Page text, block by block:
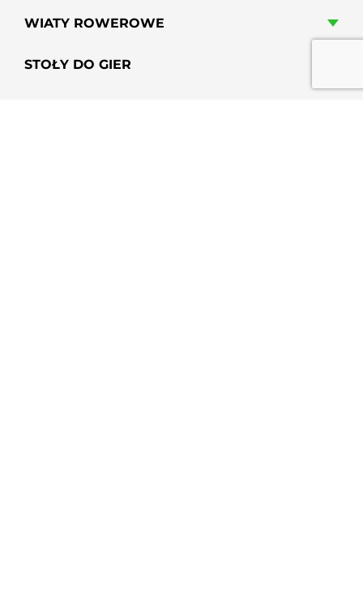
WIATY ROWEROWE
STOŁY DO GIER